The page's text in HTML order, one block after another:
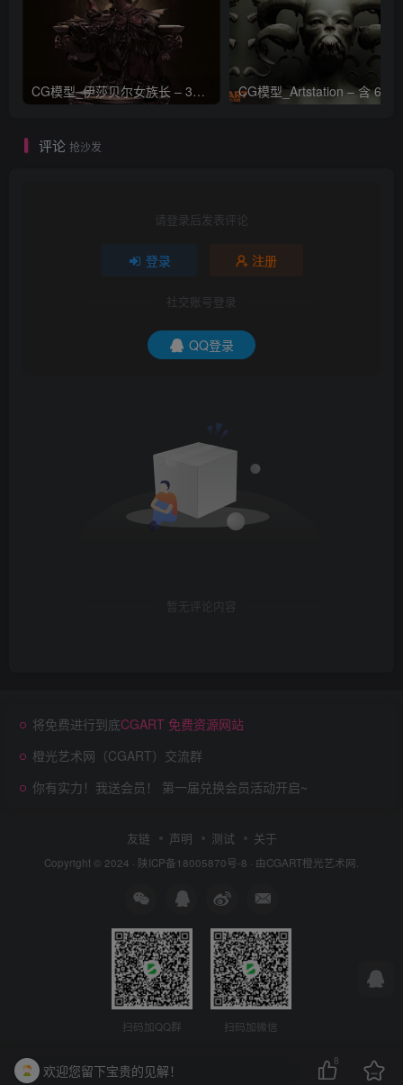
CG模型_伊莎贝尔女族长 – 3D 模型_CGART_模型下载
评论 抢沙发
请登录后发表评论
登录 注册
社交账号登录
QQ登录
暂无评论内容
将免费进行到底CGART 免费资源网站
橙光艺术网（CGART）交流群
你有实力！我送会员！ 第一届兑换会员活动开启~
友链 声明 测试 关于
Copyright © 2024 · 陕ICP备18005870号-8 · 由CGART橙光艺术网.
扫码加QQ群 扫码加微信
欢迎您留下宝贵的见解！
8